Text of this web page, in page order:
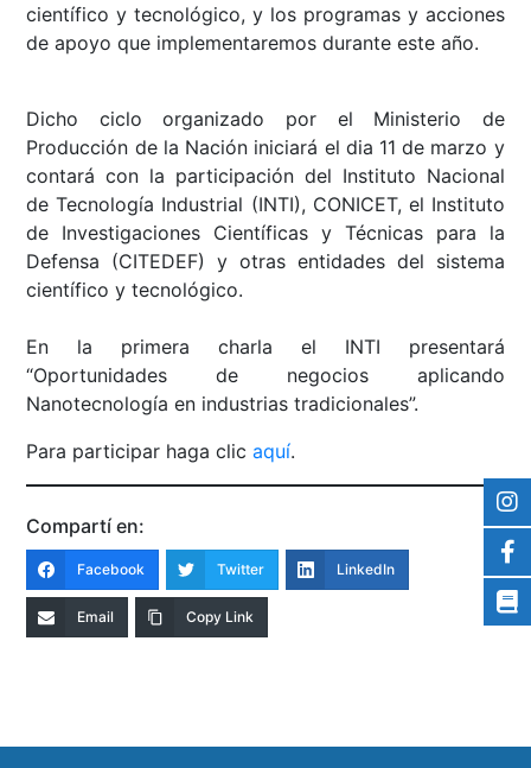
científico y tecnológico, y los programas y acciones
de apoyo que implementaremos durante este año.
Dicho ciclo organizado por el Ministerio de
Producción de la Nación iniciará el dia 11 de marzo y
contará con la participación del Instituto Nacional
de Tecnología Industrial (INTI), CONICET, el Instituto
de Investigaciones Científicas y Técnicas para la
Defensa (CITEDEF) y otras entidades del sistema
científico y tecnológico.
En la primera charla el INTI presentará
“Oportunidades de negocios aplicando
Nanotecnología en industrias tradicionales”.
Para participar haga clicaquí.
Compartí en:
Facebook Twitter LinkedIn
Email Copy Link